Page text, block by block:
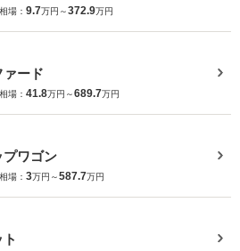
場： 9.7万円～372.9万円
ァード
場： 41.8万円～689.7万円
プワゴン
場： 3万円～587.7万円